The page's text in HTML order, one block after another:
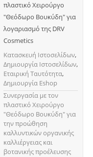
πλαστικό Χειρούργο
"Θεόδωρο Βουκύδη" για
λογαριασμό της DRV
Cosmetics
Κατασκευή Ιστοσελίδων,
Δημιουργία Ιστοσελίδων,
Εταιρική Ταυτότητα,
Δημιουργία Eshop
Συνεργασία με τον
πλαστικό Χειρούργο
"Θεόδωρο Βουκύδη" για
την προώθηση
καλλυντικών οργανικής
καλλιέργειας και
βοτανικής προέλευσης